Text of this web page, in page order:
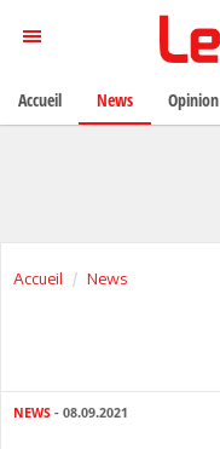
Accueil News
NEWS - 08.09.2021
Accueil News Opinion